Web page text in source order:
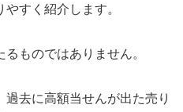
すく紹介します。
ものではありません。
去に高額当せんが出た売り